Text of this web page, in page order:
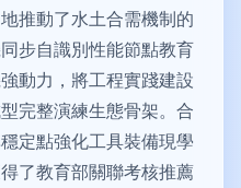
推動了水土合需機制的
步自識別性能節點教育
動力，將工程實踐建設
完整演練生態骨架。合
定點強化工具裝備現學
了教育部關聯考核推薦